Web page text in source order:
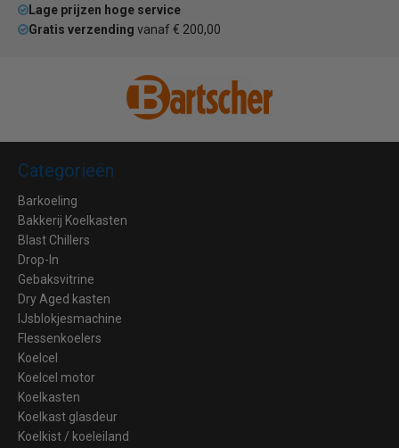
Lage prijzen hoge service
Gratis verzending vanaf € 200,00
Categorieën
Barkoeling
Bakkerij Koelkasten
Blast Chillers
Drop-In
Gebaksvitrine
Dry Aged kasten
IJsblokjesmachine
Flessenkoelers
Koelcel
Koelcel motor
Koelkasten
Koelkast glasdeur
Koelkist / koeleiland